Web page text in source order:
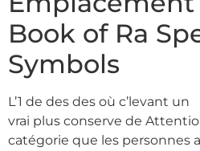
Book of Ra
Symbols
L’1 de des des où c’levant un
vrai plus conserve de
catégorie que les personnes